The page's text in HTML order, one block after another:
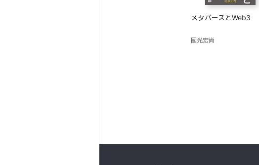
メタバースとWeb3
國光宏尚